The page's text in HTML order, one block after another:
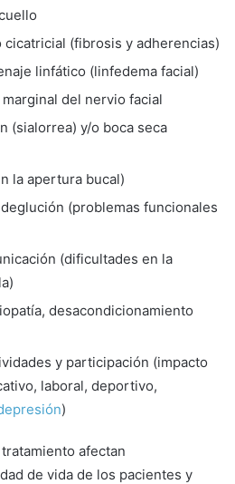
cicatricial (fibrosis y adherencias)
linfático (linfedema facial)
del nervio facial
(sialorrea) y/o boca seca
la apertura bucal)
(problemas funcionales
(dificultades en la
desacondicionamiento
y participación (impacto
laboral, deportivo,
)
afectan
de vida de los pacientes y